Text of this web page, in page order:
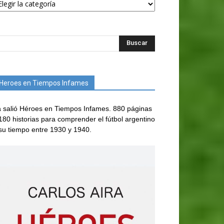
Heroes en Tiempos Infames
salió Héroes en Tiempos Infames. 880 páginas
historias para comprender el fútbol argentino
tiempo entre 1930 y 1940.